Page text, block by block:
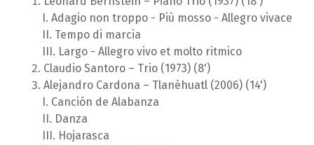
Adagio non troppo - Più mosso - Allegro vivace
Tempo di marcia
Largo - Allegro vivo et molto ritmico
Claudio Santoro – Trio (1973) (8')
Alejandro Cardona – Tlanéhuatl (2006) (14')
Canción de Alabanza
Danza
Hojarasca